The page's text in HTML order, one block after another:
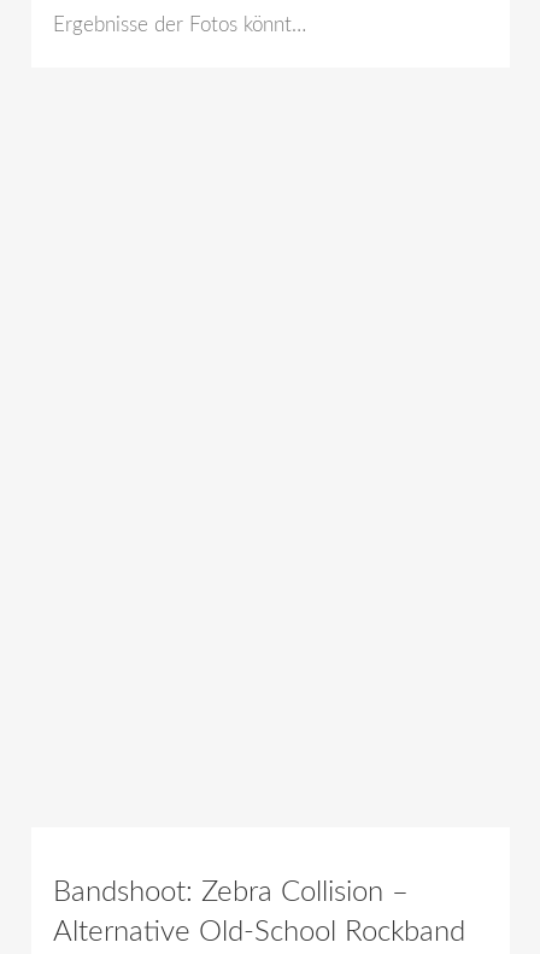
Ergebnisse der Fotos könnt…
Bandshoot: Zebra Collision –
Alternative Old-School Rockband